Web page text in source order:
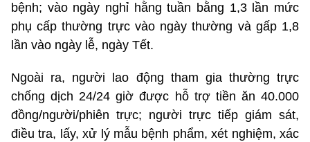
bệnh; vào ngày nghỉ hằng tuần bằng 1,3 lần mức
phụ cấp thường trực vào ngày thường và gấp 1,8
lần vào ngày lễ, ngày Tết.
Ngoài ra, người lao động tham gia thường trực
chống dịch 24/24 giờ được hỗ trợ tiền ăn 40.000
đồng/người/phiên trực; người trực tiếp giám sát,
điều tra, lấy, xử lý mẫu bệnh phẩm, xét nghiệm, xác